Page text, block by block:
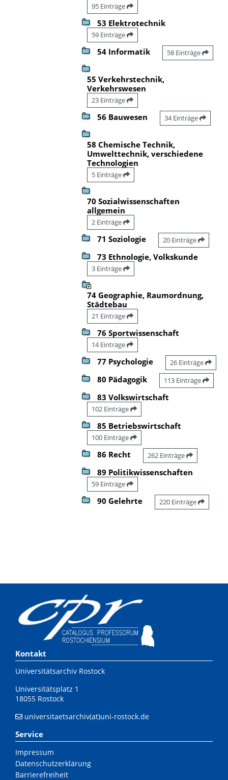
95 Einträge
53 Elektrotechnik
59 Einträge
54 Informatik 58 Einträge
55 Verkehrstechnik,
Verkehrswesen
23 Einträge
56 Bauwesen 34 Einträge
58 Chemische Technik,
Umwelttechnik, verschiedene
Technologien
5 Einträge
70 Sozialwissenschaften
allgemein
2 Einträge
71 Soziologie 20 Einträge
73 Ethnologie, Volkskunde
3 Einträge
74 Geographie, Raumordnung,
Städtebau
21 Einträge
76 Sportwissenschaft
14 Einträge
77 Psychologie 26 Einträge
80 Pädagogik 113 Einträge
83 Volkswirtschaft
102 Einträge
85 Betriebswirtschaft
100 Einträge
86 Recht 262 Einträge
89 Politikwissenschaften
59 Einträge
90 Gelehrte 220 Einträge
Kontakt
Universitätsarchiv Rostock
Universitätsplatz 1
18055 Rostock
universitaetsarchiv(at)uni-rostock.de
Service
Impressum
Datenschutzerklärung
Barrierefreiheit